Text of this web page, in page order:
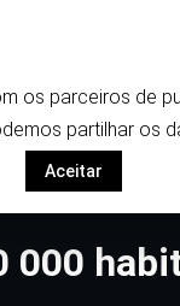
000
os parceiros de
partilhar os
Aceitar